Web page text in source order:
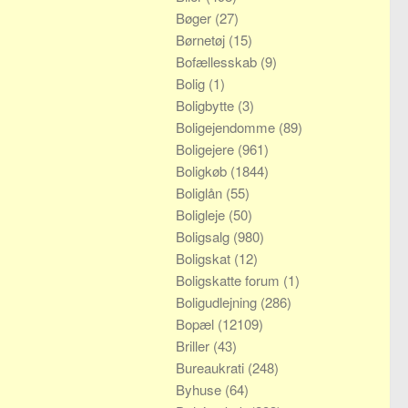
Bøger (27)
Børnetøj (15)
Bofællesskab (9)
Bolig (1)
Boligbytte (3)
Boligejendomme (89)
Boligejere (961)
Boligkøb (1844)
Boliglån (55)
Boligleje (50)
Boligsalg (980)
Boligskat (12)
Boligskatte forum (1)
Boligudlejning (286)
Bopæl (12109)
Briller (43)
Bureaukrati (248)
Byhuse (64)